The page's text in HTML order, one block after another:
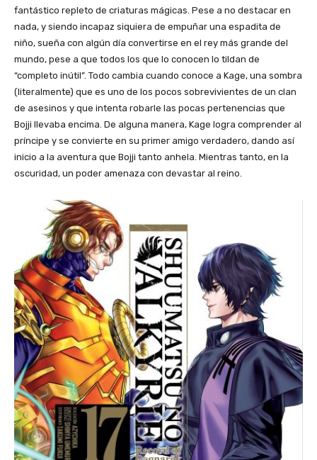
fantástico repleto de criaturas mágicas. Pese a no destacar en
nada, y siendo incapaz siquiera de empuñar una espadita de
niño, sueña con algún día convertirse en el rey más grande del
mundo, pese a que todos los que lo conocen lo tildan de
“completo inútil”. Todo cambia cuando conoce a Kage, una sombra
(literalmente) que es uno de los pocos sobrevivientes de un clan
de asesinos y que intenta robarle las pocas pertenencias que
Bojji llevaba encima. De alguna manera, Kage logra comprender al
príncipe y se convierte en su primer amigo verdadero, dando así
inicio a la aventura que Bojji tanto anhela. Mientras tanto, en la
oscuridad, un poder amenaza con devastar al reino.